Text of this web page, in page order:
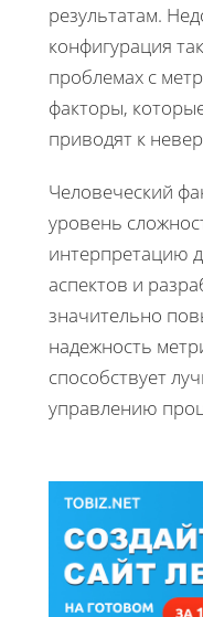
результатам.
конфигурация
проблемах с
факторы,
приводят к
Человеческий
уровень
интерпретацию
аспектов и
значительно
надежность
способствует
управлению